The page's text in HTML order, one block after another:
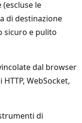
le
di destinazione
sicuro e pulito
dal browser
WebSocket,
di